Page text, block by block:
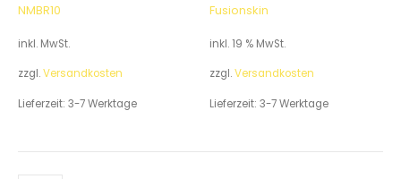
NMBR10
inkl. MwSt.
zzgl.Versandkosten
Lieferzeit: 3-7 Werktage
Fusionskin
inkl. 19 % MwSt.
zzgl.Versandkosten
Lieferzeit: 3-7 Werktage